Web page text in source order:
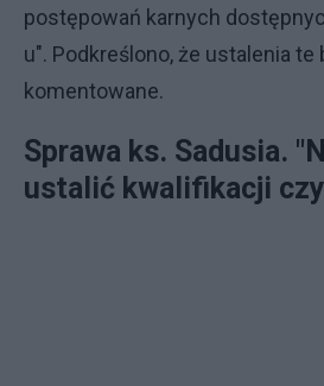
postępowań karnych
u". Podkreślono, że ustalenia te
komentowane.
Sprawa ks. Sadusia.
ustalić kwalifikacji